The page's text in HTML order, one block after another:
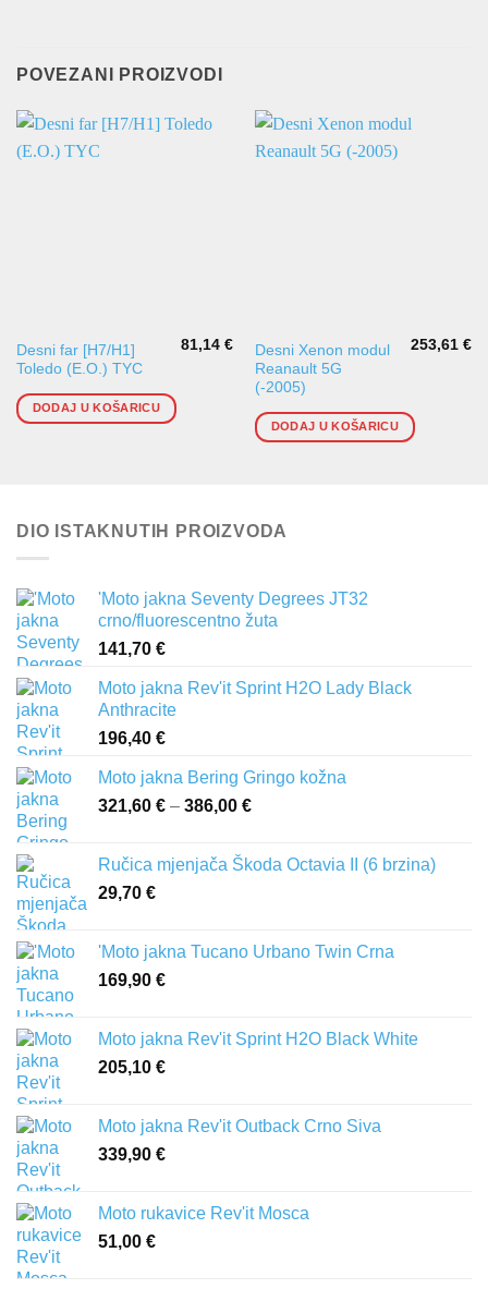
POVEZANI PROIZVODI
Desni far [H7/H1]
Toledo (E.O.) TYC
81,14€
DODAJ U KOŠARICU
Desni Xenon modul
Reanault 5G
(-2005)
253,61€
DODAJ U KOŠARICU
DIO ISTAKNUTIH PROIZVODA
'Moto jakna Seventy Degrees JT32
crno/fluorescentno žuta
141,70 €
Moto jakna Rev'it Sprint H2O Lady Black
Anthracite
196,40 €
Moto jakna Bering Gringo kožna
321,60 € – 386,00 €
321,60 €
Ručica mjenjača Škoda Octavia II (6 brzina)
29,70 €
'Moto jakna Tucano Urbano Twin Crna
169,90 €
Moto jakna Rev'it Sprint H2O Black White
205,10 €
Moto jakna Rev'it Outback Crno Siva
339,90 €
Moto rukavice Rev'it Mosca
51,00 €